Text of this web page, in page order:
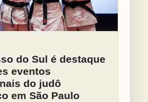
do Sul é destaque
eventos
do judô
em São Paulo